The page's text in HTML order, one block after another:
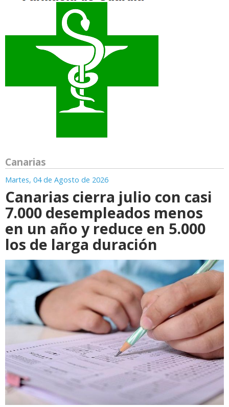
Canarias
Martes, 04 de Agosto de 2026
Canarias cierra julio con casi
7.000 desempleados menos
en un año y reduce en 5.000
los de larga duración